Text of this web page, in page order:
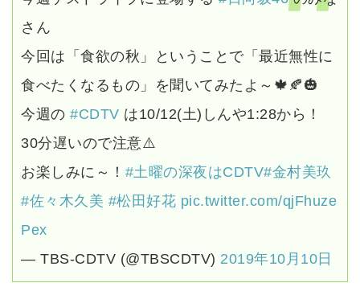
さん
今回は「食欲の秋」ということで「最近無性に
食べたくなるもの」を聞いてみたよ～🍁🍂🎃
今週の #CDTV は10/12(土)しんや1:28から！
30分遅いので注意⚠️
お楽しみに～！ #土曜の深夜はCDTV#金村美玖
#佐々木久美 #松田好花 pic.twitter.com/qjFhuze
Pex
— TBS-CDTV (@TBSCDTV) 2019年10月10日